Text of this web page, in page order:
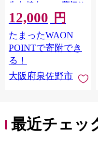
牛肉 焼肉 BBQ 薄切り
ぎゅうたん スライス
訳あり サイズ不揃
い】 G4721
12,000 円
たまったWAON
POINTで寄附でき
る！
大阪府泉佐野市
最近チェッ